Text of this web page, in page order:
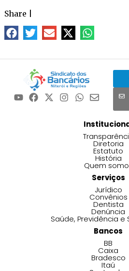
Share
Diretoria
Estatuto
História
Quem
Serviços
Jurídico
Convênios
Dentista
Denúncia
Saúde, Previdência e
Bancos
BB
Caixa
Bradesco
Itaú